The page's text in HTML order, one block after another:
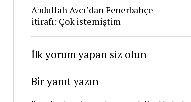
Abdullah Avcı’dan Fenerbahçe
itirafı: Çok istemiştim
İlk yorum yapan siz olun
Bir yanıt yazın